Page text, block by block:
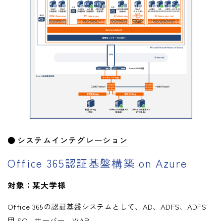
システムインテグレーション
Office 365認証基盤構築 on Azure
対象：某大学様
Office 365の認証基盤システムとして、AD、ADFS、ADFS